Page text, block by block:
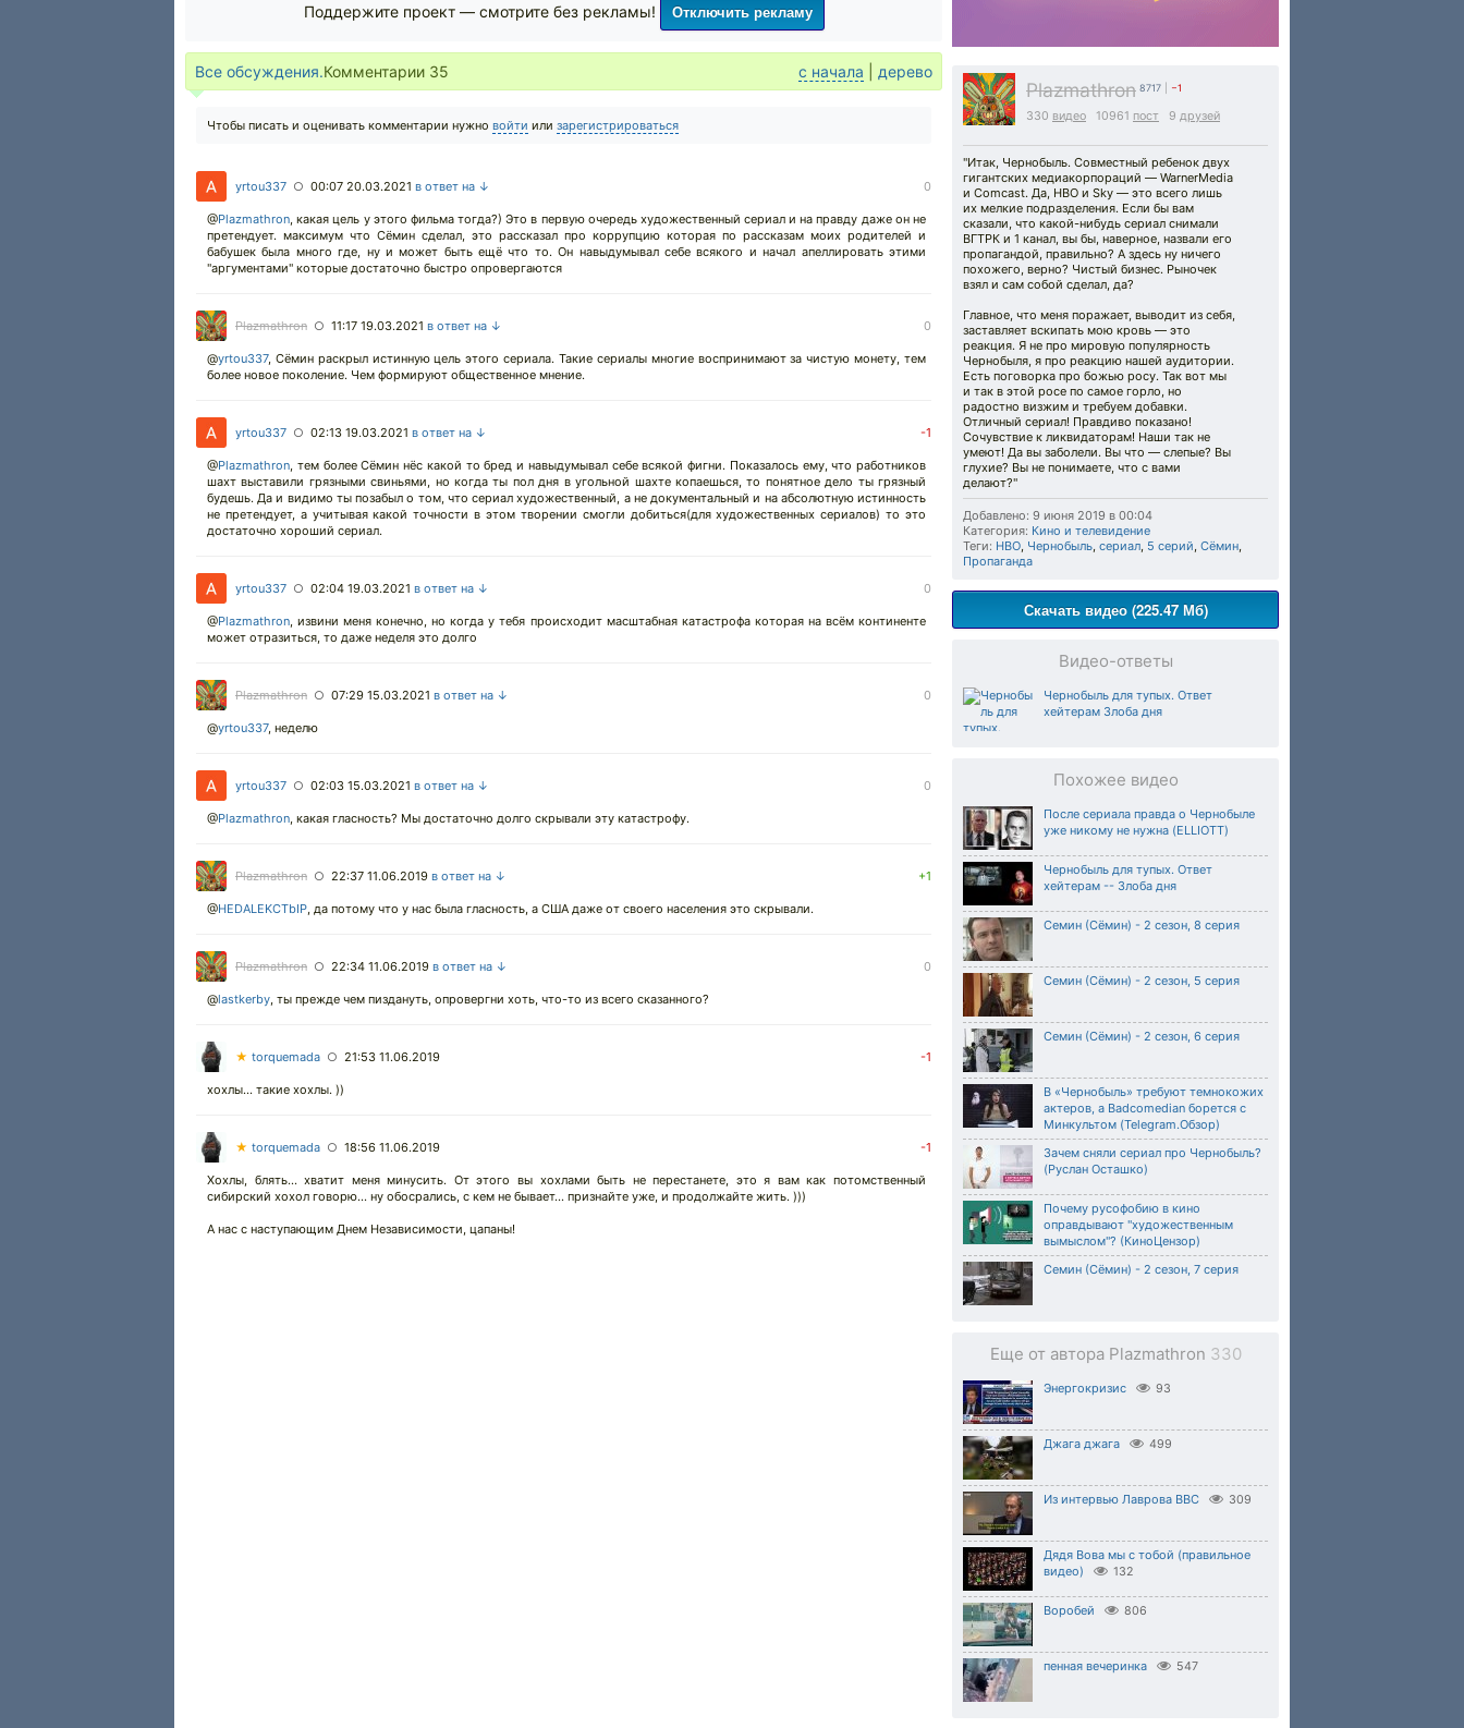
Plazmathron 8717 −1
330 видео 10961 пост 9 друзей
"Итак, Чернобыль. Совместный ребенок двух
гигантских медиакорпораций — WarnerMedia
и Comcast. Да, HBO и Sky — это всего лишь
их мелкие подразделения. Если бы вам
сказали, что какой-нибудь сериал снимали
ВГТРК и 1 канал, вы бы, наверное, назвали его
пропагандой, правильно? А здесь ну ничего
похожего, верно? Чистый бизнес. Рыночек
взял и сам собой сделал, да?
Главное, что меня поражает, выводит из себя,
заставляет вскипать мою кровь — это
реакция. Я не про мировую популярность
Чернобыля, я про реакцию нашей аудитории.
Есть поговорка про божью росу. Так вот мы
и так в этой росе по самое горло, но
радостно визжим и требуем добавки.
Отличный сериал! Правдиво показано!
Сочувствие к ликвидаторам! Наши так не
умеют! Да вы заболели. Вы что — слепые? Вы
глухие? Вы не понимаете, что с вами
делают?"
Добавлено: 9 июня 2019 в 00:04
Категория: Кино и телевидение
Теги: HВО, Чернобыль, сериал, 5 серий, Сёмин,
Пропаганда
Скачать видео (225.47 Мб)
Видео-ответы
Чернобыль для тупых. Ответ
хейтерам Злоба дня
Похожее видео
После сериала правда о Чернобыле
уже никому не нужна (ELLIOTT)
Чернобыль для тупых. Ответ
хейтерам -- Злоба дня
Семин (Сёмин) - 2 сезон, 8 серия
Семин (Сёмин) - 2 сезон, 5 серия
Семин (Сёмин) - 2 сезон, 6 серия
В «Чернобыль» требуют темнокожих
актеров, а Badcomedian борется с
Минкультом (Telegram.Обзор)
Зачем сняли сериал про Чернобыль?
(Руслан Осташко)
Почему русофобию в кино
оправдывают "художественным
вымыслом"? (КиноЦензор)
Семин (Сёмин) - 2 сезон, 7 серия
Еще от автора Plazmathron 330
Энергокризис 93
Джага джага 499
Из интервью Лаврова ВВС 309
Дядя Вова мы с тобой (правильное
видео)
132
Воробей 806
пенная вечеринка 547
Поддержите проект — смотрите без рекламы! Отключить рекламу
Все обсуждения.Комментарии 35 с начала дерево
Чтобы писать и оценивать комментарии нужно войти или зарегистрироваться
yrtou337 ○ 00:07 20.03.2021 в ответ на ↓ 0
@Plazmathron, какая цель у этого фильма тогда?) Это в первую очередь художественный сериал и на правду даже он не
претендует. максимум что Сёмин сделал, это рассказал про коррупцию которая по рассказам моих родителей и
бабушек была много где, ну и может быть ещё что то. Он навыдумывал себе всякого и начал апеллировать этими
"аргументами" которые достаточно быстро опровергаются
Plazmathron ○ 11:17 19.03.2021 в ответ на ↓ 0
@yrtou337, Сёмин раскрыл истинную цель этого сериала. Такие сериалы многие воспринимают за чистую монету, тем
более новое поколение. Чем формируют общественное мнение.
yrtou337 ○ 02:13 19.03.2021 в ответ на ↓ -1
@Plazmathron, тем более Сёмин нёс какой то бред и навыдумывал себе всякой фигни. Показалось ему, что работников
шахт выставили грязными свиньями, но когда ты пол дня в угольной шахте копаешься, то понятное дело ты грязный
будешь. Да и видимо ты позабыл о том, что сериал художественный, а не документальный и на абсолютную истинность
не претендует, а учитывая какой точности в этом творении смогли добиться(для художественных сериалов) то это
достаточно хороший сериал.
yrtou337 ○ 02:04 19.03.2021 в ответ на ↓ 0
@Plazmathron, извини меня конечно, но когда у тебя происходит масштабная катастрофа которая на всём континенте
может отразиться, то даже неделя это долго
Plazmathron ○ 07:29 15.03.2021 в ответ на ↓ 0
@yrtou337, неделю
yrtou337 ○ 02:03 15.03.2021 в ответ на ↓ 0
@Plazmathron, какая гласность? Мы достаточно долго скрывали эту катастрофу.
Plazmathron ○ 22:37 11.06.2019 в ответ на ↓ +1
@HEDALEKCTbIP, да потому что у нас была гласность, а США даже от своего населения это скрывали.
Plazmathron ○ 22:34 11.06.2019 в ответ на ↓ 0
@lastkerby, ты прежде чем пиздануть, опровергни хоть, что-то из всего сказанного?
★ torquemada ○ 21:53 11.06.2019 -1
хохлы... такие хохлы. ))
★ torquemada ○ 18:56 11.06.2019 -1
Хохлы, блять... хватит меня минусить. От этого вы хохлами быть не перестанете, это я вам как потомственный
сибирский хохол говорю... ну обосрались, с кем не бывает... признайте уже, и продолжайте жить. )))
А нас с наступающим Днем Независимости, цапаны!